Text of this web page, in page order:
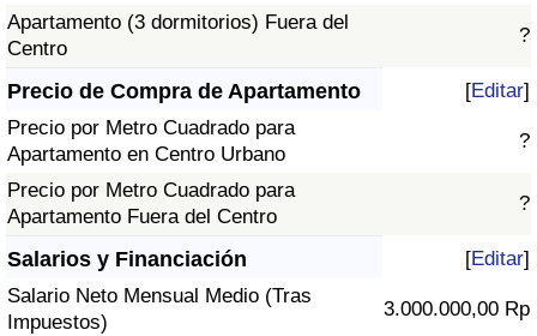
Apartamento (3 dormitorios) Fuera del
Centro
?
Precio de Compra de Apartamento [Editar]
Precio por Metro Cuadrado para
Apartamento en Centro Urbano
?
Precio por Metro Cuadrado para
Apartamento Fuera del Centro
?
Salarios y Financiación [Editar]
Salario Neto Mensual Medio (Tras
Impuestos)
3.000.000,00 Rp